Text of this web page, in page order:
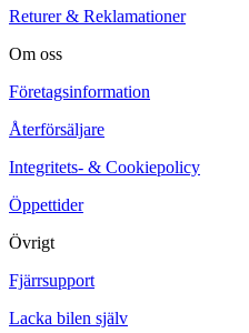
Returer & Reklamationer
Om oss
Företagsinformation
Återförsäljare
Integritets- & Cookiepolicy
Öppettider
Övrigt
Fjärrsupport
Lacka bilen själv